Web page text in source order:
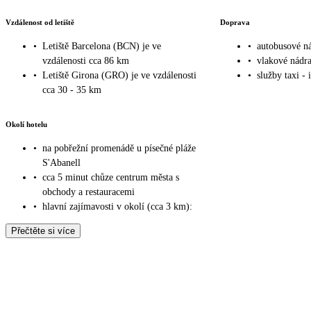
takže i více lidí a rodin s dětmi. Bazén v hotelu je menší, na střeše, je u
vždy. Posilovna v suterénu byla zdarma (na hotelovou kartu), bazén a vířivka u posilovny za
obchodů vč. supermarketu či asijských obchůdků, takže cokoliv
Vzdálenost od letiště
• Letiště Barcelona (BCN) je ve
vzdálenosti cca 86 km
• Letiště Girona (GRO) je ve vzdálenosti
cca 30 - 35 km
Doprava
• autobusové
• vlakové
• služby taxi -
Okolí hotelu
• na pobřežní promenádě u písečné pláže
S'Abanell
• cca 5 minut chůze centrum města s
obchody a restauracemi
• hlavní zajímavosti v okolí (cca 3 km):
Přečtěte si více